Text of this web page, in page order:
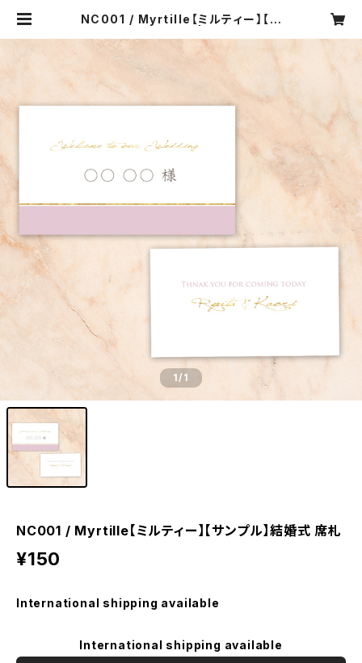
NC001 / Myrtille【ミルティー】【サ
wedding
1/1
NC001 / Myrtille【ミルティー】【サンプル】結婚式 席札
¥150
International shipping available
International shipping available